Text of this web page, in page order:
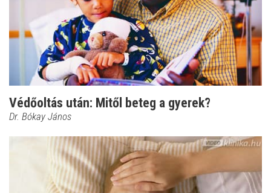
Védőoltás után: Mitől beteg a gyerek?
Dr. Bókay János